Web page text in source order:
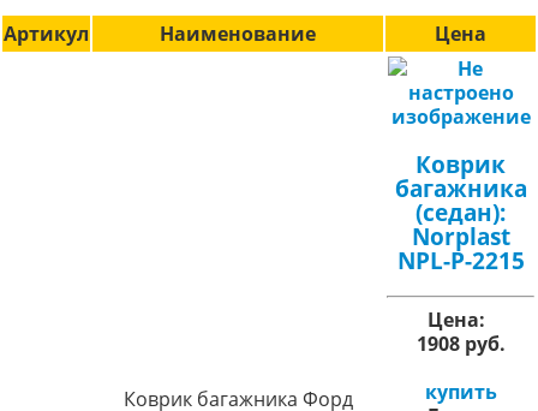
Артикул Наименование Цена
Коврик багажника Форд
Коврик
багажника
(седан):
Norplast
NPL-P-2215
Цена:
1908 руб.
купить